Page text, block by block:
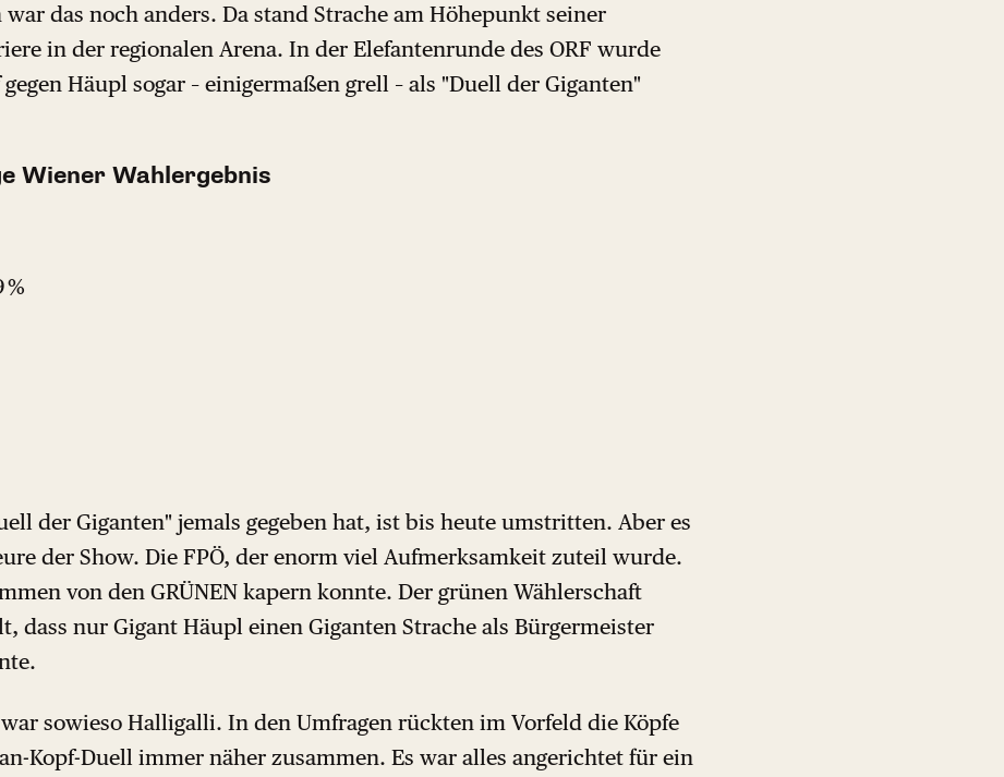
war das noch anders. Da stand Strache am Höhepunkt seiner
in der regionalen Arena. In der Elefantenrunde des ORF wurde
Häupl sogar – einigermaßen grell – als "Duell der Giganten"
Wiener Wahlergebnis
%
der Giganten" jemals gegeben hat, ist bis heute umstritten. Aber es
der Show. Die FPÖ, der enorm viel Aufmerksamkeit zuteil wurde.
von den GRÜNEN kapern konnte. Der grünen Wählerschaft
dass nur Gigant Häupl einen Giganten Strache als Bürgermeister
sowieso Halligalli. In den Umfragen rückten im Vorfeld die Köpfe
Kopf-Duell immer näher zusammen. Es war alles angerichtet für ein